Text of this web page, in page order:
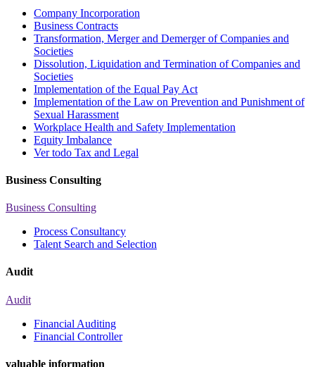
Company Incorporation
Business Contracts
Transformation, Merger and Demerger of Companies and
Societies
Dissolution, Liquidation and Termination of Companies and
Societies
Implementation of the Equal Pay Act
Implementation of the Law on Prevention and Punishment of
Sexual Harassment
Workplace Health and Safety Implementation
Equity Imbalance
Ver todo Tax and Legal
Business Consulting
Business Consulting
Process Consultancy
Talent Search and Selection
Audit
Audit
Financial Auditing
Financial Controller
valuable information